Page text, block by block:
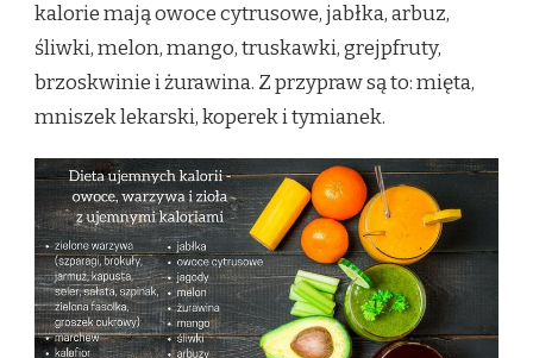
kalorie mają owoce cytrusowe, jabłka, arbuz,
śliwki, melon, mango, truskawki, grejpfruty,
brzoskwinie i żurawina. Z przypraw są to: mięta,
mniszek lekarski, koperek i tymianek.